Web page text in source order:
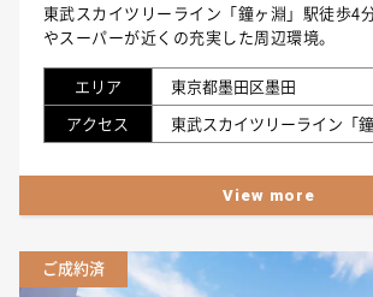
東武スカイツリーライン「鐘ヶ淵」駅徒歩4
やスーパーが近くの充実した周辺環境。
エリア
東京都墨田区墨田
アクセス
View more
ご成約済